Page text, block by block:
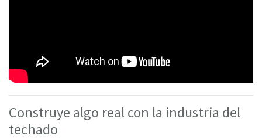
Construye algo real con la industria del
techado